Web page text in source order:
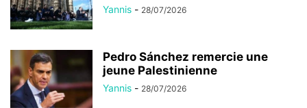
Yannis - 28/07/2026
Pedro Sánchez remercie une
jeune Palestinienne
Yannis - 28/07/2026